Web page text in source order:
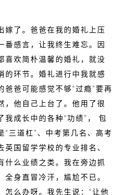
嫁了。爸爸在我的婚礼上压
番感言，让我终生难忘。因
喜欢简朴温馨的婚礼，就没
的环节。婚礼进行中我就感
爸爸可能感觉不够“过瘾”要再
，他自己上台了。他用了很
我成长中的各种“功绩”， 包
“三道杠”、中考第几名、高考
英国留学学校的专业排名、
什么业绩之类。我在旁边抓
全身直冒冷汗，尴尬不已。
怎么办呀。我先生说：“让他